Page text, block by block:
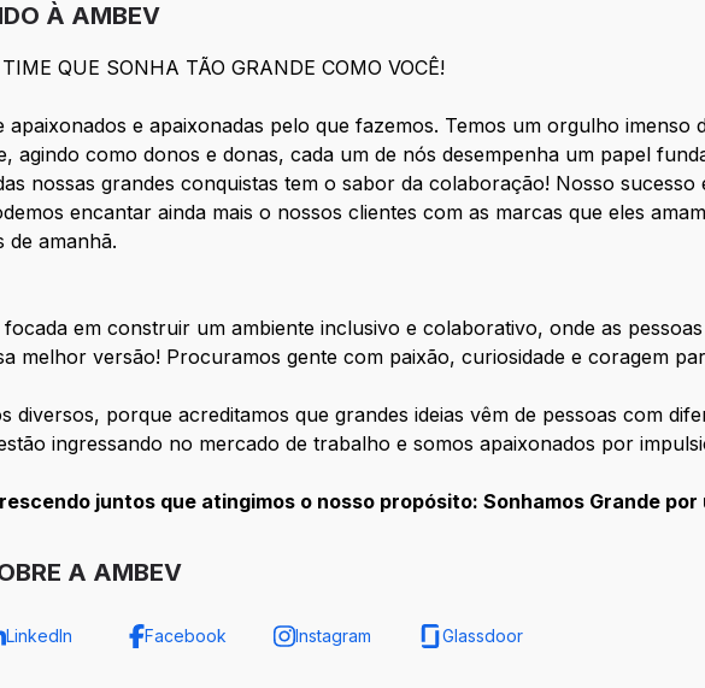
À AMBEV
QUE SONHA TÃO GRANDE COMO VOCÊ!
apaixonados e apaixonadas pelo que fazemos. Temos um orgulho
agindo como donos e donas, cada um de nós desempenha um papel
nossas grandes conquistas tem o sabor da colaboração! Nosso
encantar ainda mais o nossos clientes com as marcas que eles
de amanhã.
em construir um ambiente inclusivo e colaborativo, onde as
melhor versão! Procuramos gente com paixão, curiosidade e coragem
diversos, porque acreditamos que grandes ideias vêm de pessoas com
ingressando no mercado de trabalho e somos apaixonados por
juntos que atingimos o nosso propósito: Sonhamos Grande
A AMBEV
LinkedIn Facebook Instagram Glassdoor